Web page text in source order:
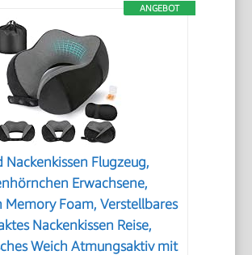
ANGEBOT
Nackenkissen Flugzeug,
Erwachsene,
Memory Foam, Verstellbares
Nackenkissen Reise,
Weich Atmungsaktiv mit